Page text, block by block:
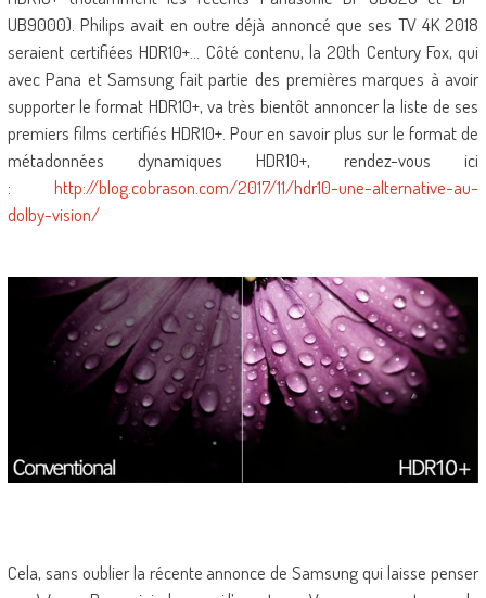
UB9000). Philips avait en outre déjà annoncé que ses TV 4K 2018
seraient certifiées HDR10+… Côté contenu, la 20th Century Fox, qui
avec Pana et Samsung fait partie des premières marques à avoir
supporter le format HDR10+, va très bientôt annoncer la liste de ses
premiers films certifiés HDR10+. Pour en savoir plus sur le format de
métadonnées dynamiques HDR10+, rendez-vous ici
:http://blog.cobrason.com/2017/11/hdr10-une-alternative-au-
dolby-vision/
Cela, sans oublier la récente annonce de Samsung qui laisse penser